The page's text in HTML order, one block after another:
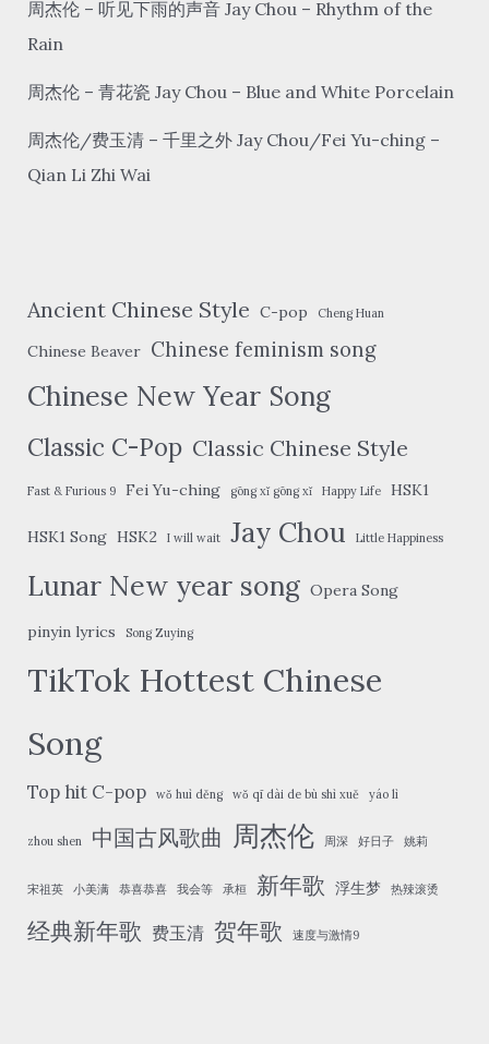
三
mù
sān
周杰伦 – 听见下雨的声音 Jay Chou – Rhythm of the
Rain
周杰伦 – 青花瓷 Jay Chou – Blue and White Porcelain
周杰伦/费玉清 – 千里之外 Jay Chou/Fei Yu-ching –
Qian Li Zhi Wai
Ancient Chinese Style C-pop Cheng Huan
Chinese Beaver Chinese feminism song
Chinese New Year Song
Classic C-Pop Classic Chinese Style
Fast & Furious 9 Fei Yu-ching gōng xǐ gōng xǐ Happy Life HSK1
HSK1 Song HSK2 I will wait Jay Chou Little Happiness
Lunar New year song Opera Song
pinyin lyrics Song Zuying
TikTok Hottest Chinese
Song
Top hit C-pop wǒ huì děng wǒ qī dài de bù shì xuě yáo lì
zhou shen 中国古风歌曲 周杰伦 周深 好日子 姚莉
宋祖英 小美满 恭喜恭喜 我会等 承桓 新年歌 浮生梦 热辣滚烫
经典新年歌 费玉清 贺年歌 速度与激情9